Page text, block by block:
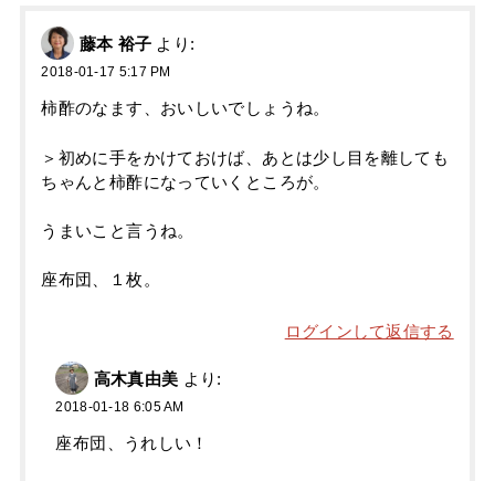
藤本 裕子 より:
2018-01-17 5:17 PM
柿酢のなます、おいしいでしょうね。
＞初めに手をかけておけば、あとは少し目を離しても
ちゃんと柿酢になっていくところが。
うまいこと言うね。
座布団、１枚。
ログインして返信する
高木真由美 より:
2018-01-18 6:05 AM
座布団、うれしい！